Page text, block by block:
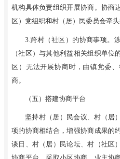
机构具体负责组织开展协商。协商
区）党组织和村（居）民委员会牵头
3 跨村（社区）的协商事项。
（社区）与其他利益相关组织单位
区）无法开展协商时，由镇党委
商。
（五）搭建协商平台
坚持村（居）民会议、村（居
项的协商相结合，增强协商成果的
谈日、村（居）民论坛、村（社区